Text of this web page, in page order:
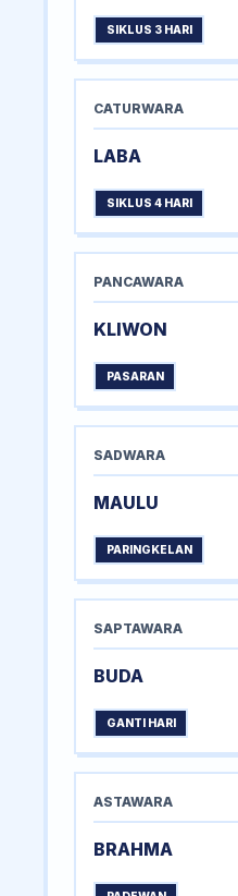
SIKLUS 3 HARI
CATURWARA
LABA
SIKLUS 4 HARI
PANCAWARA
KLIWON
PASARAN
SADWARA
MAULU
PARINGKELAN
SAPTAWARA
BUDA
GANTI HARI
ASTAWARA
BRAHMA